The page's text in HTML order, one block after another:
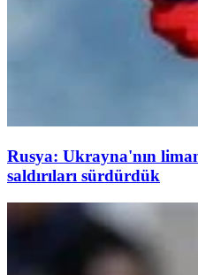
Rusya: Ukrayna'nın
saldırıları sürdürdük